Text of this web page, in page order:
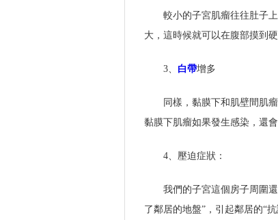
較小的子宮肌瘤往往肚子
大，這時候就可以在腹部摸到硬
3、 白帶增多
同樣，黏膜下和肌壁間肌
黏膜下肌瘤如果發生感染，還
4、壓迫症狀：
我們的子宮這個房子周圍
了鄰居的地盤”，引起鄰居的“抗